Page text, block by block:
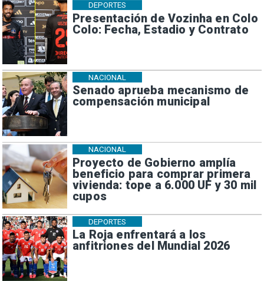
Presentación de Vozinha en Colo
Colo: Fecha, Estadio y Contrato
DEPORTES
Senado aprueba mecanismo de
compensación municipal
NACIONAL
Proyecto de Gobierno amplía
beneficio para comprar primera
vivienda: tope a 6.000 UF y 30 mil
cupos
NACIONAL
La Roja enfrentará a los
anfitriones del Mundial 2026
DEPORTES